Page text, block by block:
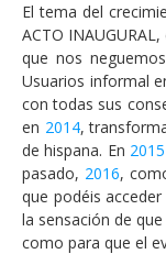
El tema del
ACTO
que nos
Usuarios informal
con todas sus
en 2014,
de hispana. En 2015
pasado, 2016,
que podéis
la sensación de
como para que el